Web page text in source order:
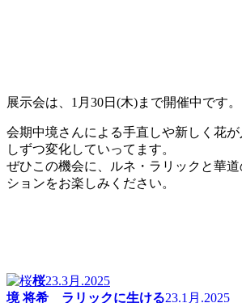
展示会は、1月30日(木)まで開催中です。
会期中境さんによる手直しや新しく花
しずつ変化していってます。
ぜひこの機会に、ルネ・ラリックと華
ションをお楽しみください。
桜23.3月.2025
境 将希 ラリックに生ける23.1月.2025